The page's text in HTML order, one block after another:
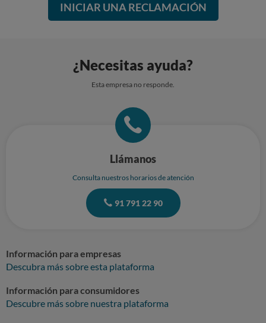
INICIAR UNA RECLAMACIÓN
¿Necesitas ayuda?
Esta empresa no responde.
Llámanos
Consulta nuestros horarios de atención
91 791 22 90
Información para empresas
Descubra más sobre esta plataforma
Información para consumidores
Descubre más sobre nuestra plataforma